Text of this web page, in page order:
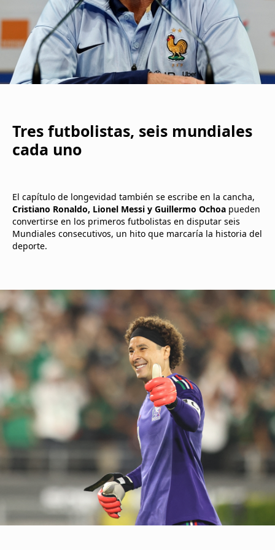
Tres futbolistas, seis mundiales
cada uno
El capítulo de longevidad también se escribe en la cancha,
Cristiano Ronaldo, Lionel Messi y Guillermo Ochoa pueden
convertirse en los primeros futbolistas en disputar seis
Mundiales consecutivos, un hito que marcaría la historia del
deporte.